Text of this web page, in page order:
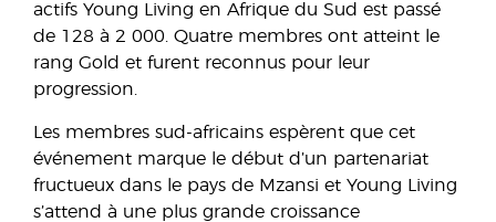
actifs Young Living en Afrique du Sud est passé
de 128 à 2 000. Quatre membres ont atteint le
rang Gold et furent reconnus pour leur
progression.
Les membres sud-africains espèrent que cet
événement marque le début d’un partenariat
fructueux dans le pays de Mzansi et Young Living
s’attend à une plus grande croissance